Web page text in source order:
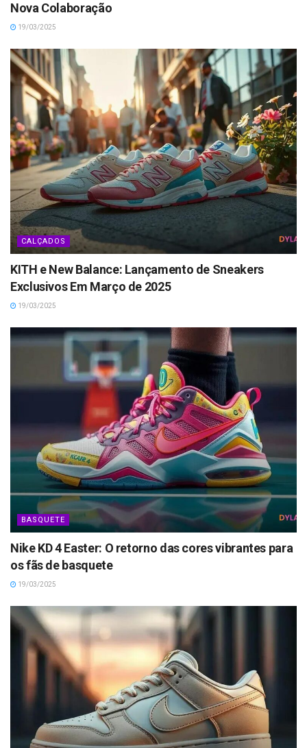
Nova Colaboração
19/03/2025
CALÇADOS
KITH e New Balance: Lançamento de Sneakers
Exclusivos Em Março de 2025
19/03/2025
BASQUETE
Nike KD 4 Easter: O retorno das cores vibrantes para
os fãs de basquete
19/03/2025